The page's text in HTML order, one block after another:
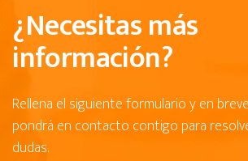
¿Necesitas más
información?
Rellena el siguiente formulario y en
pondrá en contacto contigo para
dudas.